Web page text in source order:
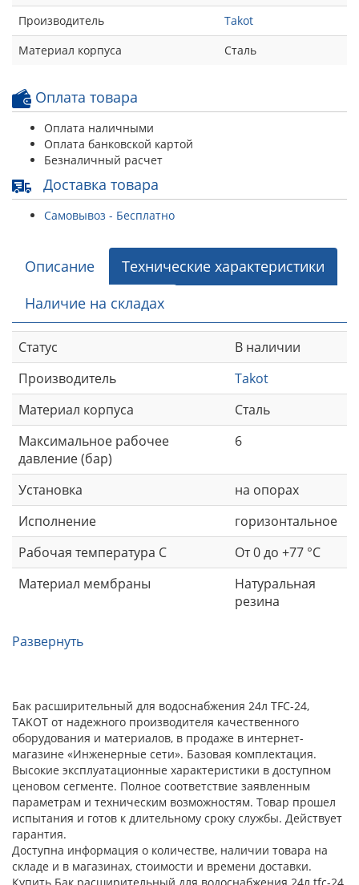
Производитель
Takot
Материал корпуса
Сталь
Оплата товара
Оплата наличными
Оплата банковской картой
Безналичный расчет
Доставка товара
Самовывоз - Бесплатно
Описание
Технические характеристики
Наличие на складах
Статус
В наличии
Производитель
Takot
Материал корпуса
Сталь
Максимальное рабочее
давление (бар)
6
Установка
на опорах
Исполнение
горизонтальное
Рабочая температура С
От 0 до +77 °С
Материал мембраны
Натуральная
резина
Развернуть
Бак расширительный для водоснабжения 24л TFC-24,
TAKOT от надежного производителя качественного
оборудования и материалов, в продаже в интернет-
магазине «Инженерные сети». Базовая комплектация.
Высокие эксплуатационные характеристики в доступном
ценовом сегменте. Полное соответствие заявленным
параметрам и техническим возможностям. Товар прошел
испытания и готов к длительному сроку службы. Действует
гарантия.
Доступна информация о количестве, наличии товара на
складе и в магазинах, стоимости и времени доставки.